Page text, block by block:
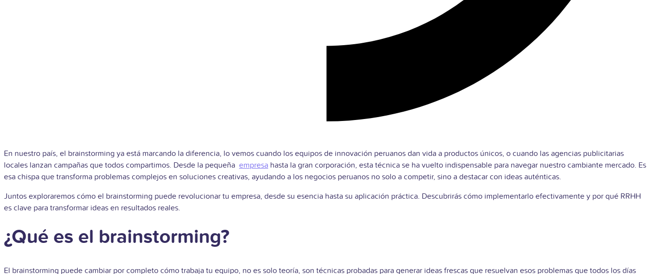
En nuestro país, el brainstorming ya está marcando la diferencia, lo vemos cuando los equipos de innovación peruanos dan vida a productos únicos, o cuando las agencias publicitarias
locales lanzan campañas que todos compartimos. Desde la pequeña empresa hasta la gran corporación, esta técnica se ha vuelto indispensable para navegar nuestro cambiante mercado. Es
esa chispa que transforma problemas complejos en soluciones creativas, ayudando a los negocios peruanos no solo a competir, sino a destacar con ideas auténticas.
Juntos exploraremos cómo el brainstorming puede revolucionar tu empresa, desde su esencia hasta su aplicación práctica. Descubrirás cómo implementarlo efectivamente y por qué RRHH
es clave para transformar ideas en resultados reales.
¿Qué es el brainstorming?
El brainstorming puede cambiar por completo cómo trabaja tu equipo, no es solo teoría, son técnicas probadas para generar ideas frescas que resuelvan esos problemas que todos los días